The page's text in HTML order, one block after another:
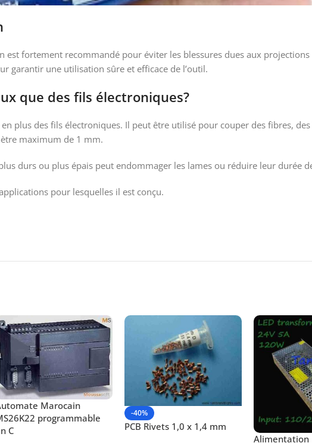
fortement recommandé pour éviter les blessures dues aux
garantir une utilisation sûre et efficace de l’outil.
que des fils électroniques?
plus des fils électroniques. Il peut être utilisé pour couper des fibres,
maximum de 1 mm.
durs ou plus épais peut endommager les lames ou réduire leur durée
pour lesquelles il est conçu.
Marocain
programmable
C
-40%
PCB Rivets 1,0 x 1,4 mm
Alimentation